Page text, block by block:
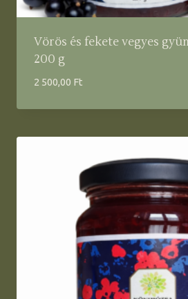
Vörös és fekete vegyes
200 g
2 500,00 Ft